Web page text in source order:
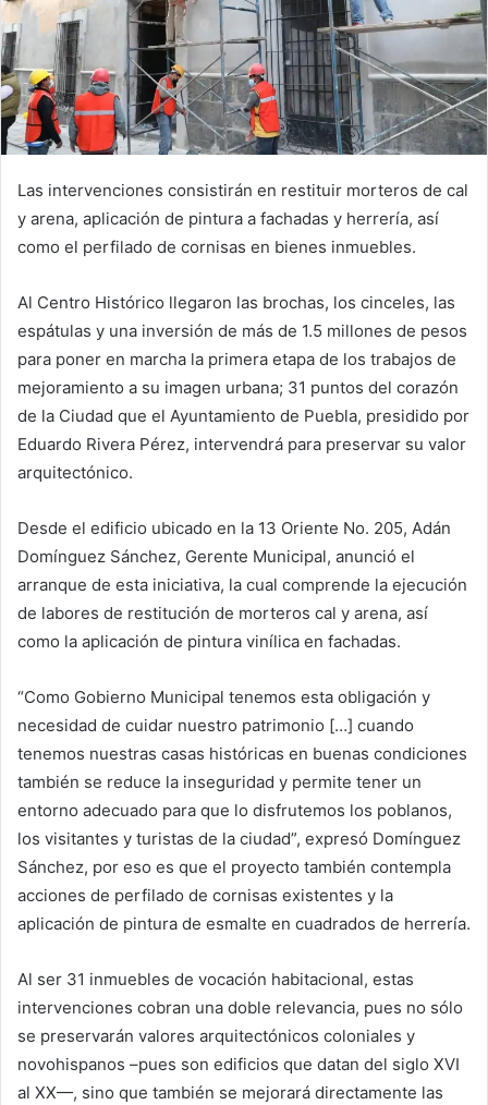
Las intervenciones consistirán en restituir morteros de cal
y arena, aplicación de pintura a fachadas y herrería, así
como el perfilado de cornisas en bienes inmuebles.
Al Centro Histórico llegaron las brochas, los cinceles, las
espátulas y una inversión de más de 1.5 millones de pesos
para poner en marcha la primera etapa de los trabajos de
mejoramiento a su imagen urbana; 31 puntos del corazón
de la Ciudad que el Ayuntamiento de Puebla, presidido por
Eduardo Rivera Pérez, intervendrá para preservar su valor
arquitectónico.
Desde el edificio ubicado en la 13 Oriente No. 205, Adán
Domínguez Sánchez, Gerente Municipal, anunció el
arranque de esta iniciativa, la cual comprende la ejecución
de labores de restitución de morteros cal y arena, así
como la aplicación de pintura vinílica en fachadas.
“Como Gobierno Municipal tenemos esta obligación y
necesidad de cuidar nuestro patrimonio […] cuando
tenemos nuestras casas históricas en buenas condiciones
también se reduce la inseguridad y permite tener un
entorno adecuado para que lo disfrutemos los poblanos,
los visitantes y turistas de la ciudad”, expresó Domínguez
Sánchez, por eso es que el proyecto también contempla
acciones de perfilado de cornisas existentes y la
aplicación de pintura de esmalte en cuadrados de herrería.
Al ser 31 inmuebles de vocación habitacional, estas
intervenciones cobran una doble relevancia, pues no sólo
se preservarán valores arquitectónicos coloniales y
novohispanos –pues son edificios que datan del siglo XVI
al XX—, sino que también se mejorará directamente las